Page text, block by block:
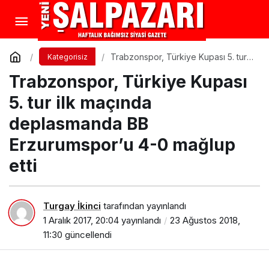
Kategorisiz
Trabzonspor, Türkiye Kupası 5. tur
Erzurumspor’u 4-0 mağlup etti
Trabzonspor, Türkiye Kupası
5. tur ilk maçında
deplasmanda BB
Erzurumspor’u 4-0 mağlup
etti
Turgay İkinci tarafından yayınlandı
1 Aralık 2017, 20:04 yayınlandı
23 Ağustos 2018,
11:30 güncellendi